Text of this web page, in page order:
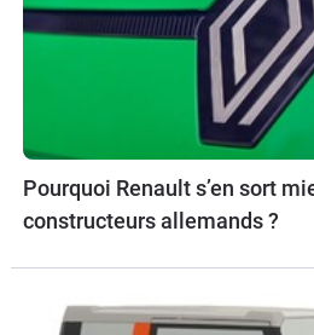
Pourquoi Renault s’en sort
constructeurs allemands ?